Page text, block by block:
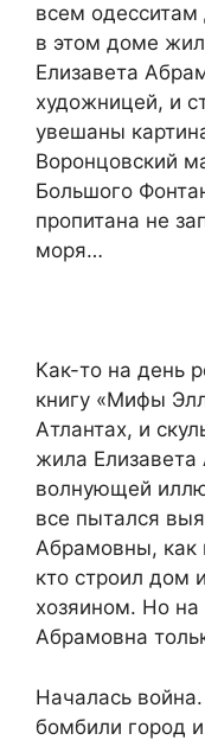
всем
в этом доме
Елизавета
художницей, и
увешаны
Воронцовский
Большого
пропитана не
моря…
Как-то на день
книгу «Мифы
Атлантах, и
жила
волнующей
все пытался
Абрамовны, как
кто строил дом
хозяином. Но
Абрамовна
Началась
бомбили город